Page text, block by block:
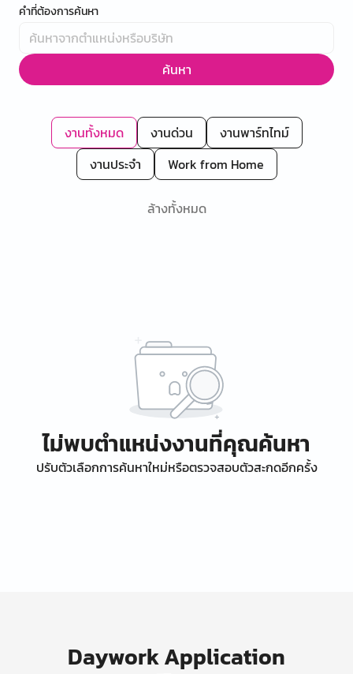
คำที่ต้องการค้นหา
ค้นหา
งานทั้งหมด งานด่วน
งานพาร์ทไทม์
งานประจำ
Work from Home
ล้างทั้งหมด
ไม่พบตำแหน่งงานที่คุณค้นหา
ปรับตัวเลือกการค้นหาใหม่หรือตรวจสอบตัวสะกดอีกครั้ง
Daywork Application